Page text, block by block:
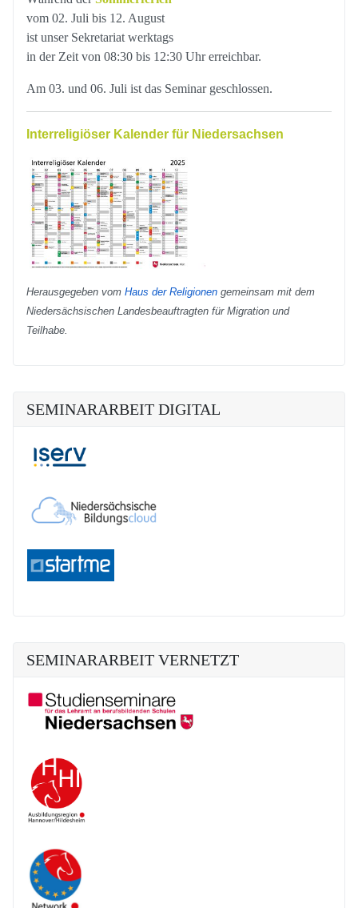
vom 02. Juli bis 12. August
ist unser Sekretariat werktags
in der Zeit von 08:30 bis 12:30 Uhr erreichbar.
Am 03. und 06. Juli ist das Seminar geschlossen.
Interreligiöser Kalender für Niedersachsen
Herausgegeben vom Haus der Religionen gemeinsam mit dem
Niedersächsischen Landesbeauftragten für Migration und
Teilhabe.
SEMINARARBEIT DIGITAL
SEMINARARBEIT VERNETZT